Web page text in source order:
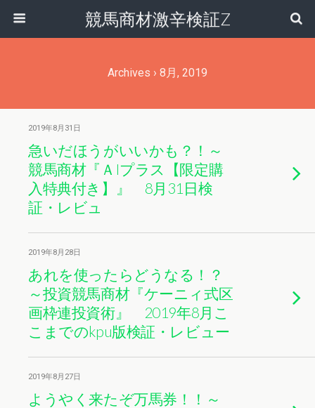
競馬商材激辛検証Z
Archives › 8月, 2019
2019年8月31日
急いだほうがいいかも？！～
競馬商材『ＡIプラス【限定購
入特典付き】』 8月31日検
証・レビュ
2019年8月28日
あれを使ったらどうなる！？
～投資競馬商材『ケーニィ式区
画枠連投資術』 2019年8月こ
こまでのkpu版検証・レビュー
2019年8月27日
ようやく来たぞ万馬券！！～